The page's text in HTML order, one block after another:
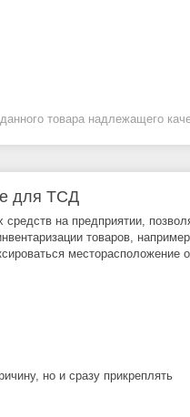
товара надлежащего
для ТСД
средств на предприятии,
товаров,
месторасположение
но и сразу прикреплять